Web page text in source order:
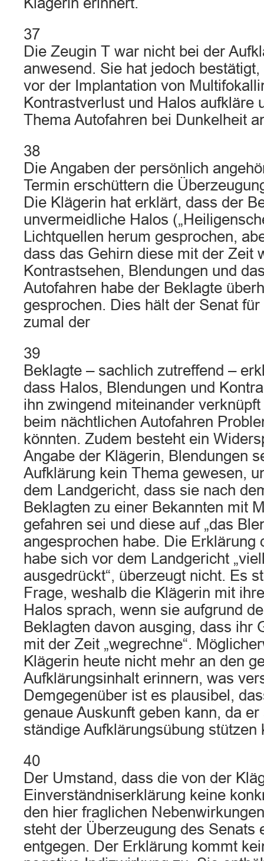
37
Die Zeugin T war nicht bei der
anwesend. Sie hat jedoch
vor der Implantation von
Kontrastverlust und Halos aufkläre
Thema Autofahren bei Dunkelheit
38
Die Angaben der persönlich
Termin erschüttern die
Die Klägerin hat erklärt, dass der
unvermeidliche Halos
Lichtquellen herum gesprochen,
dass das Gehirn diese mit der Zeit
Kontrastsehen, Blendungen und
Autofahren habe der Beklagte
gesprochen. Dies hält der Senat
zumal der
39
Beklagte – sachlich zutreffend –
dass Halos, Blendungen und
ihn zwingend miteinander
beim nächtlichen Autofahren
könnten. Zudem besteht ein
Angabe der Klägerin, Blendungen
Aufklärung kein Thema gewesen,
dem Landgericht, dass sie nach
Beklagten zu einer Bekannten mit
gefahren sei und diese auf „das
angesprochen habe. Die Erklärung
habe sich vor dem Landgericht
ausgedrückt“, überzeugt nicht. Es
Frage, weshalb die Klägerin mit
Halos sprach, wenn sie aufgrund
Beklagten davon ausging, dass ihr
mit der Zeit „wegrechne“.
Klägerin heute nicht mehr an den
Aufklärungsinhalt erinnern, was
Demgegenüber ist es plausibel,
genaue Auskunft geben kann, da
ständige Aufklärungsübung stützen
40
Der Umstand, dass die von der
Einverständniserklärung keine
den hier fraglichen
steht der Überzeugung des Senats
entgegen. Der Erklärung kommt